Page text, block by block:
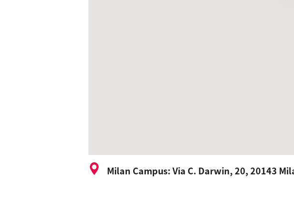
Milan Campus: Via C. Darwin, 20, 20143